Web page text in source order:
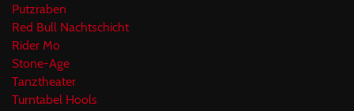
Putzraben
Red Bull Nachtschicht
Rider Mo
Stone-Age
Tanztheater
Turntabel Hools